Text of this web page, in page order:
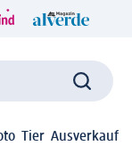
Tier Ausverkauf